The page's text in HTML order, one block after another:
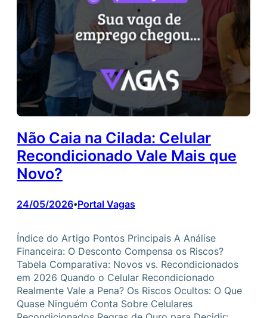
Não Caia na Cilada: Celular
Recondicionado Vale Mais que
Novo?
24/05/2026•Portal Vagas
Índice do Artigo Pontos Principais A Análise
Financeira: O Desconto Compensa os Riscos?
Tabela Comparativa: Novos vs. Recondicionados
em 2026 Quando o Celular Recondicionado
Realmente Vale a Pena? Os Riscos Ocultos: O Que
Quase Ninguém Conta Sobre Celulares